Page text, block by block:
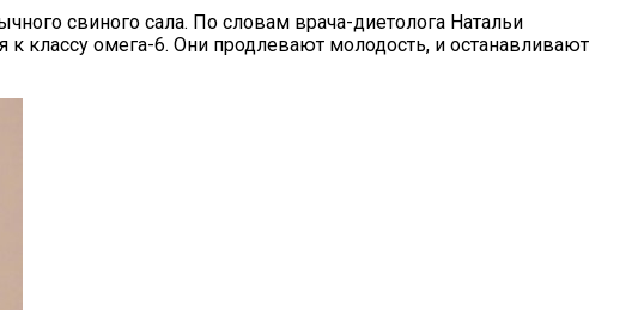
свиного сала. По словам врача-диетолога Натальи
классу омега-6. Они продлевают молодость, и останавливают